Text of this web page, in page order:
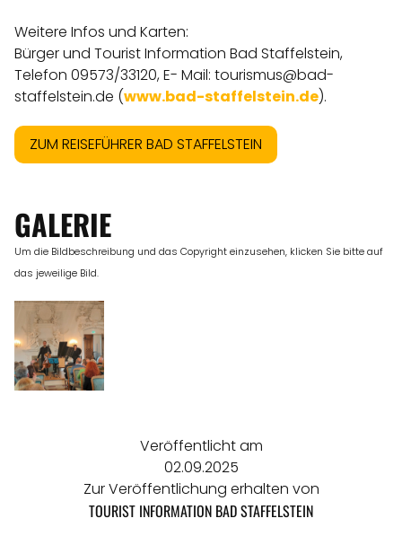
Weitere Infos und Karten:
Bürger und Tourist Information Bad Staffelstein,
Telefon 09573/33120, E- Mail: tourismus@bad-
staffelstein.de (www.bad-staffelstein.de).
ZUM REISEFÜHRER BAD STAFFELSTEIN
GALERIE
Um die Bildbeschreibung und das Copyright einzusehen, klicken Sie bitte auf
das jeweilige Bild.
Veröffentlicht am
02.09.2025
Zur Veröffentlichung erhalten von
TOURIST INFORMATION BAD STAFFELSTEIN